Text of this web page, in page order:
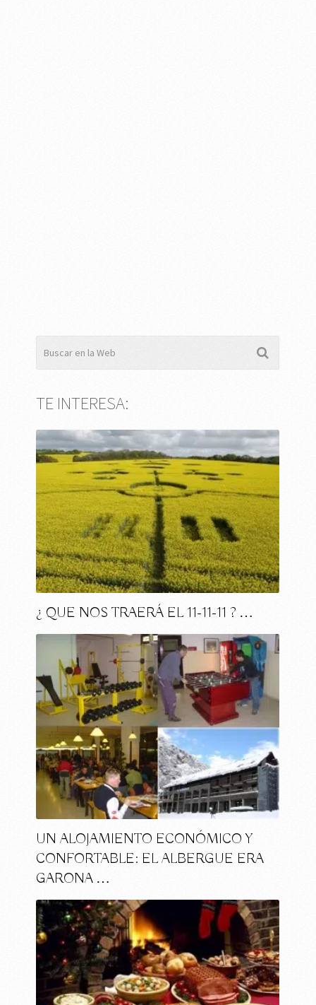
TE INTERESA:
¿ QUE NOS TRAERÁ EL 11-11-11 ? …
UN ALOJAMIENTO ECONÓMICO Y
CONFORTABLE: EL ALBERGUE ERA
GARONA …